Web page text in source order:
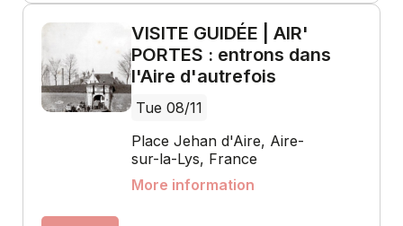
VISITE GUIDÉE | AIR'
PORTES : entrons dans
l'Aire d'autrefois
Tue 08/11
Place Jehan d'Aire, Aire-
sur-la-Lys, France
More information